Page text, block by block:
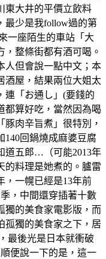
東大井的平價立飲料
最少是我follow過的第
一座陌生的車站「大
整條街都有酒可喝。
人但會說一點中文；本
酒屋，結果兩位大姐太
連「お通し」(要錢的
都算好吃，當然因為喝
肉辛旨煮」很特別，
140回鍋燒成麻婆豆腐
道五郎…（可能2013年
的料理是她煮的。臚雷
，一幌已經是13年前
，中間還穿插著十數
獨的美食家電影版，而
孤獨的美食家之下，居
最後光是日本就衝破
便說一下的是，這一